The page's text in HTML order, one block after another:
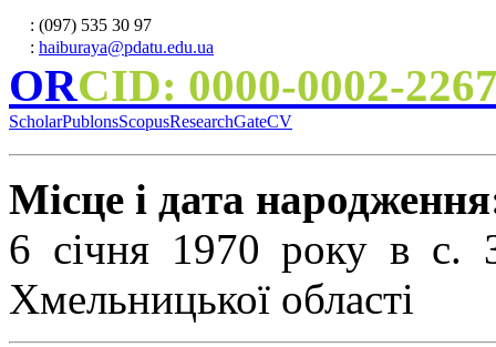
: (097) 535 30 97
: haiburaya@pdatu.edu.ua
ORCID: 0000-0002-
ScholarPublonsScopusResearchGateCV
Місце і дата
6 січня 1970 року в с.
Хмельницької області